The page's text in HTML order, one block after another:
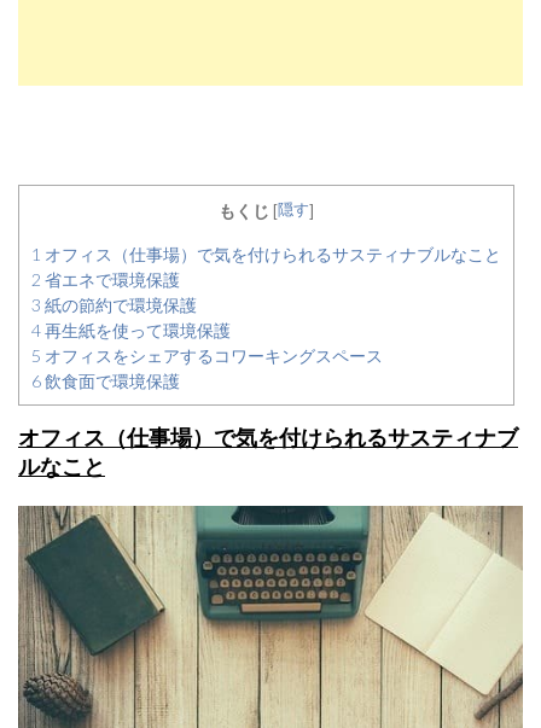
もくじ [隠す]
1 オフィス（仕事場）で気を付けられるサスティナブルなこと
2 省エネで環境保護
3 紙の節約で環境保護
4再生紙を使って環境保護
5 オフィスをシェアするコワーキングスペース
6飲食面で環境保護
オフィス（仕事場）で気を付けられるサスティナブ
ルなこと